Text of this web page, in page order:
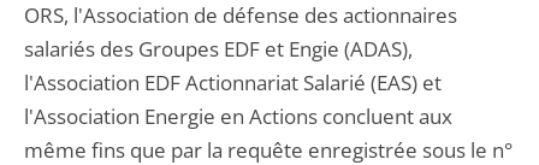
ORS, l'Association de défense des actionnaires
salariés des Groupes EDF et Engie (ADAS),
l'Association EDF Actionnariat Salarié (EAS) et
l'Association Energie en Actions concluent aux
même fins que par la requête enregistrée sous le n°